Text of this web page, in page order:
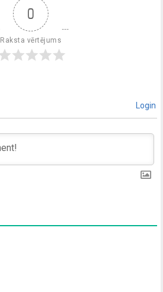
0
Raksta vērtējums
Login